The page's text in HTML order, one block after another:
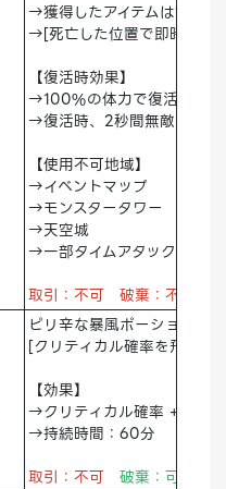
→獲得したアイテムは倉庫移
→[死亡した位置で即時復活
【復活時効果】
→100%の体力で復活
→復活時、2秒間無敵
【使用不可地域】
→イベントマップ
→モンスタータワー
→天空城
→一部タイムアタックダンジ
取引：不可 破棄：不可
ピリ辛な暴風ポーション
[クリティカル確率を飛躍的
【効果】
→クリティカル確率 +100%
→持続時間：60分
取引：不可
破棄：可能